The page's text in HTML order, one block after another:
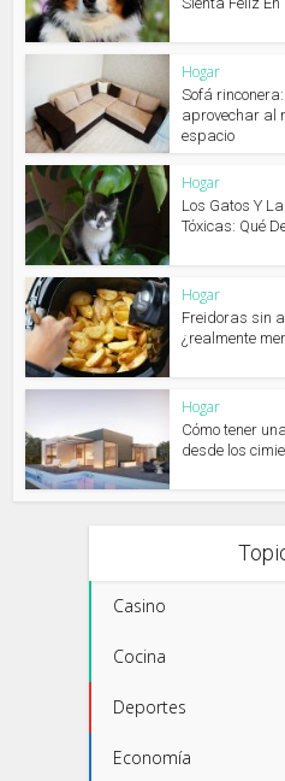
Hogar
Sofá
aprovechar al
espacio
Hogar
Los Gatos Y
Tóxicas: Qué
Hogar
Freidoras sin
¿realmente
Hogar
Cómo tener
desde los
Casino
Cocina
Deportes
Economía